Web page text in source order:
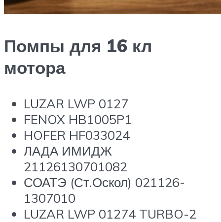
Помпы для 16 кл
мотора
LUZAR LWP 0127
FENOX HB1005P1
HOFER HF033024
ЛАДА ИМИДЖ
21126130701082
СОАТЭ (Ст.Оскол) 021126-
1307010
LUZAR LWP 01274 TURBO-2